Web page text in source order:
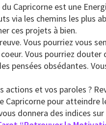
Capricorne est une
via les chemins les plus
ces projets à bien.
Vous pourriez vous
Vous pourriez
pensées obsédantes.
et vos paroles ?
Capricorne pour atteindre
donnera des indices